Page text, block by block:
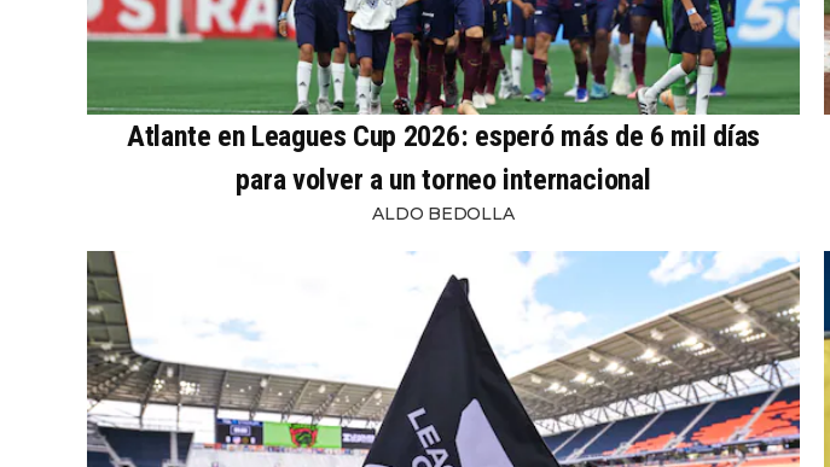
Atlante en Leagues Cup 2026: esperó más de 6 mil días
para volver a un torneo internacional
ALDO BEDOLLA